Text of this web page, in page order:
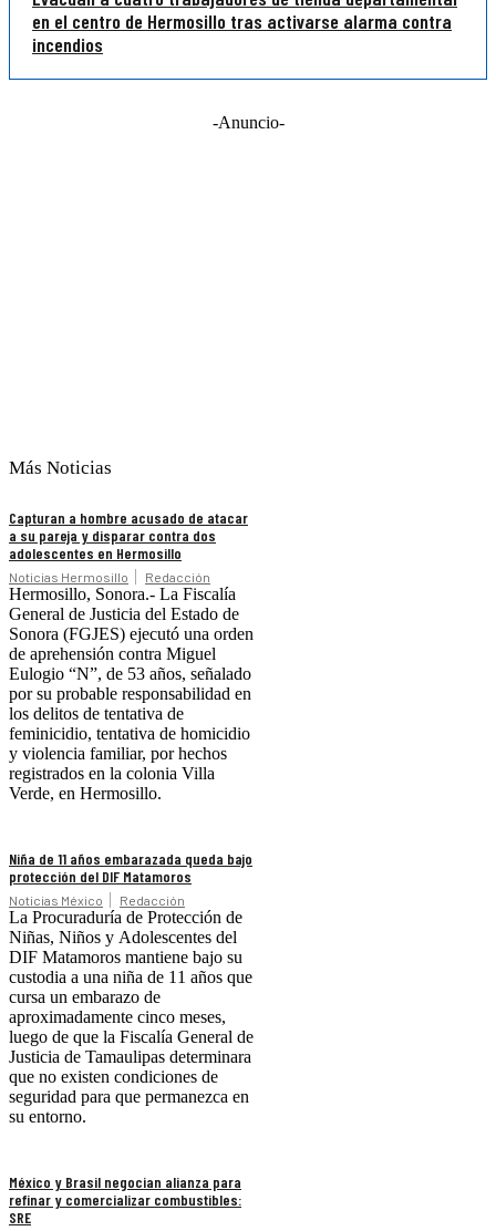
en el centro de Hermosillo tras activarse alarma contra
incendios
-Anuncio-
Más Noticias
Capturan a hombre acusado de atacar
a su pareja y disparar contra dos
adolescentes en Hermosillo
Noticias Hermosillo Redacción
Hermosillo, Sonora.- La Fiscalía
General de Justicia del Estado de
Sonora (FGJES) ejecutó una orden
de aprehensión contra Miguel
Eulogio “N”, de 53 años, señalado
por su probable responsabilidad en
los delitos de tentativa de
feminicidio, tentativa de homicidio
y violencia familiar, por hechos
registrados en la colonia Villa
Verde, en Hermosillo.
Niña de 11 años embarazada queda bajo
protección del DIF Matamoros
Noticias México Redacción
La Procuraduría de Protección de
Niñas, Niños y Adolescentes del
DIF Matamoros mantiene bajo su
custodia a una niña de 11 años que
cursa un embarazo de
aproximadamente cinco meses,
luego de que la Fiscalía General de
Justicia de Tamaulipas determinara
que no existen condiciones de
seguridad para que permanezca en
su entorno.
México y Brasil negocian alianza para
refinar y comercializar combustibles:
SRE